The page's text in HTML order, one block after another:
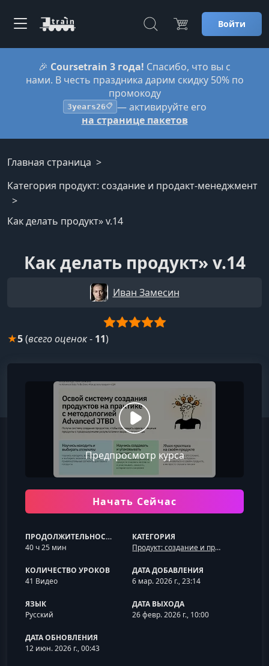
Войти
🎉 Coursetrain 3 года! Спасибо, что вы с
нами. В честь праздника дарим скидку 50% по
промокоду
3years26📋 — активируйте его
на странице пакетов
Главная страница
Категория продукт: создание и продакт-менеджмент
Как делать продукт» v.14
Как делать продукт» v.14
Иван Замесин
★5(всего оценок- 11)
Предпросмотр курса
Начать Сейчас
ПРОДОЛЖИТЕЛЬНОСТЬ
40 ч 25 мин
КАТЕГОРИЯ
Продукт: создание и продакт-менеджмент
КОЛИЧЕСТВО УРОКОВ
41 Видео
ДАТА ДОБАВЛЕНИЯ
6 мар. 2026 г., 23:14
ЯЗЫК
Русский
ДАТА ВЫХОДА
26 февр. 2026 г., 10:00
ДАТА ОБНОВЛЕНИЯ
12 июн. 2026 г., 00:43